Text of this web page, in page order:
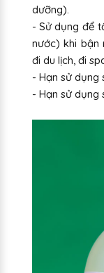
dưỡng).
- Sử dụng để
nước) khi bận
đi du lịch, đi
- Hạn sử dụng
- Hạn sử dụng